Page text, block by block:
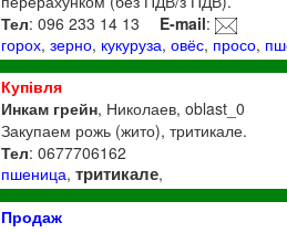
Тел: 096 233 14 13 E-mail:
горох,зерно, кукуруза,овёс, просо,
Купівля
Инкам грейн, Николаев, oblast_0
Закупаем рожь (жито), тритикале.
Тел: 0677706162
пшеница,тритикале,
Продаж